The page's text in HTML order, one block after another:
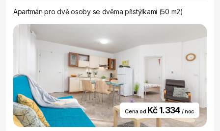
Apartmán pro dvě osoby se dvěma přistýlkami (50 m2)
Cena od Kč 1.334 / noc